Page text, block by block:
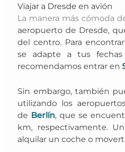
Viajar a Dresde en avión
La manera más cómoda
aeropuerto de Dresde,
del centro. Para
se adapte a tus
recomendamos entrar en
Sin embargo, también
utilizando los
de Berlín, que se
km, respectivamente. U
alquilar un coche o